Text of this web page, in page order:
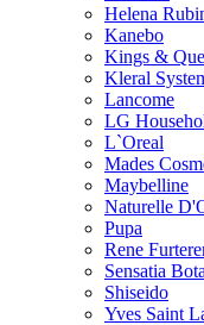
Helena
Kanebo
Kings &
Kleral
Lancome
LG
L`Oreal
Mades
Maybelline
Naturelle
Pupa
Rene
Sensatia
Shiseido
Yves Saint